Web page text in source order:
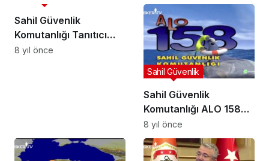
Sahil Güvenlik
Komutanlığı Tanıtıcı
Video 3
8 yıl önce
Sahil Güvenlik
Komutanlığı ALO 158
Tanıtım Videosu
Sahil Güvenlik
8 yıl önce